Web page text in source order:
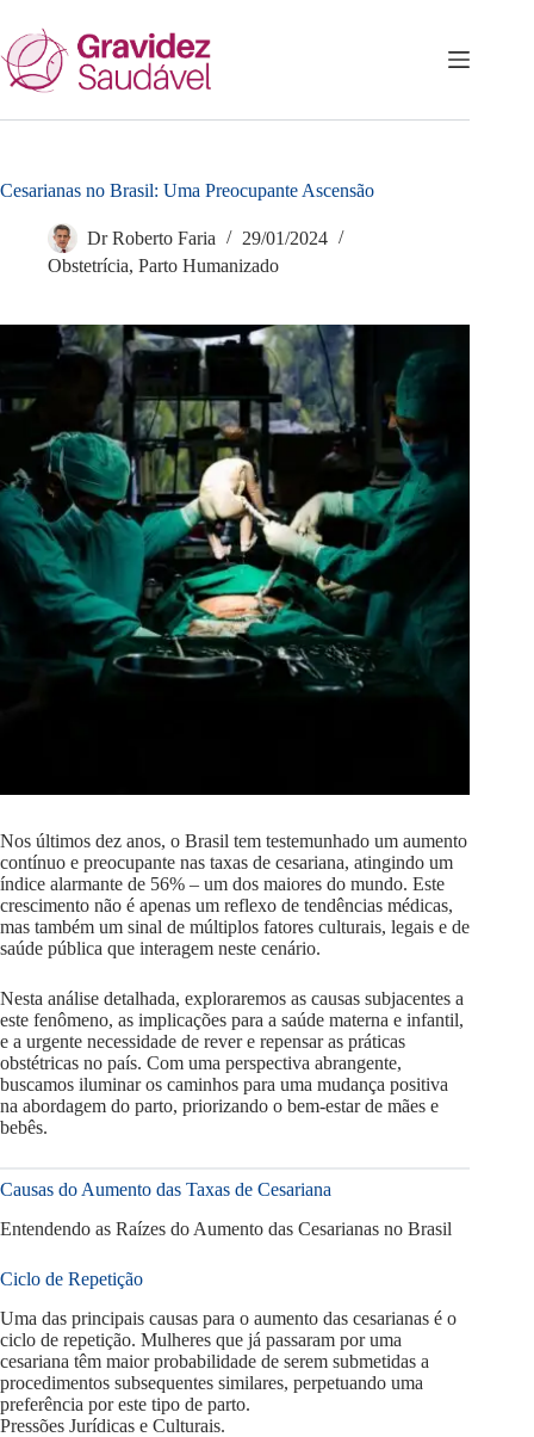
para
o
conteúdo
Cesarianas no Brasil: Uma Preocupante Ascensão
Dr Roberto Faria
29/01/2024
Obstetrícia, Parto Humanizado
Nos últimos dez anos, o Brasil tem testemunhado um aumento
contínuo e preocupante nas taxas de cesariana, atingindo um
índice alarmante de 56% – um dos maiores do mundo. Este
crescimento não é apenas um reflexo de tendências médicas,
mas também um sinal de múltiplos fatores culturais, legais e de
saúde pública que interagem neste cenário.
Nesta análise detalhada, exploraremos as causas subjacentes a
este fenômeno, as implicações para a saúde materna e infantil,
e a urgente necessidade de rever e repensar as práticas
obstétricas no país. Com uma perspectiva abrangente,
buscamos iluminar os caminhos para uma mudança positiva
na abordagem do parto, priorizando o bem-estar de mães e
bebês.
Causas do Aumento das Taxas de Cesariana
Entendendo as Raízes do Aumento das Cesarianas no Brasil
Ciclo de Repetição
Uma das principais causas para o aumento das cesarianas é o
ciclo de repetição. Mulheres que já passaram por uma
cesariana têm maior probabilidade de serem submetidas a
procedimentos subsequentes similares, perpetuando uma
preferência por este tipo de parto.
Pressões Jurídicas e Culturais.